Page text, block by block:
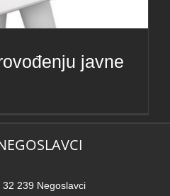
javne
32 239 Negoslavci